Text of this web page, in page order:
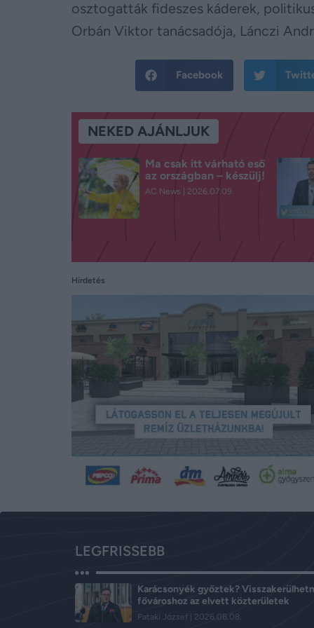
osztogatták fideszes káderek,
Orbán Viktor tanácsadója, Lánczi
Facebook
NEKED AJÁNLJUK
Ma csak itt várható eső
az országban – készülj!
AC News 2026.07.09.
Hirdetés
LEGFRISSEBB
Karácsonyék győztek?
fővároshoz az elvett közterületek
Pataki József 2026.08.08.